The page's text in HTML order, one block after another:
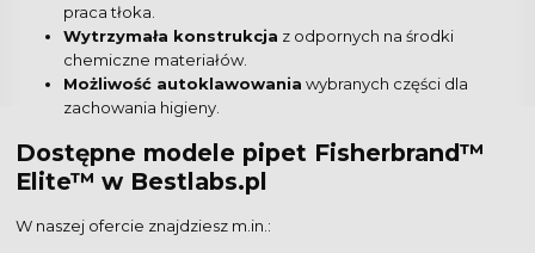
praca tłoka.
Wytrzymała konstrukcja z odpornych na środki
chemiczne materiałów.
Możliwość autoklawowania wybranych części dla
zachowania higieny.
Dostępne modele pipet Fisherbrand™
Elite™ w Bestlabs.pl
W naszej ofercie znajdziesz m.in.: